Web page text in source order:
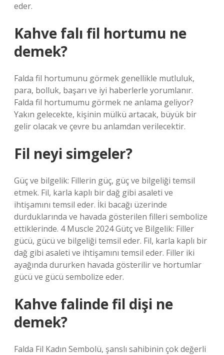
eder.
Kahve falı fil hortumu ne
demek?
Falda fil hortumunu görmek genellikle mutluluk,
para, bolluk, başarı ve iyi haberlerle yorumlanır.
Falda fil hortumumu görmek ne anlama geliyor?
Yakın gelecekte, kişinin mülkü artacak, büyük bir
gelir olacak ve çevre bu anlamdan verilecektir.
Fil neyi simgeler?
Güç ve bilgelik: Fillerin güç, güç ve bilgeliği temsil
etmek. Fil, karla kaplı bir dağ gibi asaleti ve
ihtişamını temsil eder. İki bacağı üzerinde
durduklarında ve havada gösterilen filleri sembolize
ettiklerinde. 4 Muscle 2024 Gütç ve Bilgelik: Filler
gücü, gücü ve bilgeliği temsil eder. Fil, karla kaplı bir
dağ gibi asaleti ve ihtişamını temsil eder. Filler iki
ayağında dururken havada gösterilir ve hortumlar
gücü ve gücü sembolize eder.
Kahve falinde fil dişi ne
demek?
Falda Fil Kadın Sembolü, şanslı sahibinin çok değerli